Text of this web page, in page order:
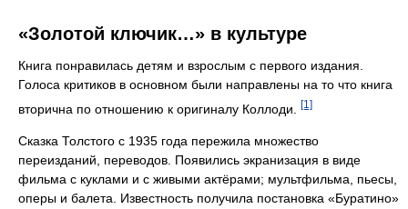
«Золотой ключик…» в культуре
Книга понравилась детям и взрослым с первого издания.
Голоса критиков в основном были направлены на то что книга
вторична по отношению к оригиналу Коллоди.
[1]
Сказка Толстого с 1935 года пережила множество
переизданий, переводов. Появились экранизация в виде
фильма с куклами и с живыми актёрами; мультфильма, пьесы,
оперы и балета. Известность получила постановка «Буратино»